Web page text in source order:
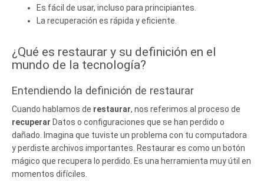
Es fácil de usar, incluso para principiantes.
La recuperación es rápida y eficiente.
¿Qué es restaurar y su definición en el
mundo de la tecnología?
Entendiendo la definición de restaurar
Cuando hablamos de restaurar, nos referimos al proceso de
recuperar Datos o configuraciones que se han perdido o
dañado. Imagina que tuviste un problema con tu computadora
y perdiste archivos importantes. Restaurar es como un botón
mágico que recupera lo perdido. Es una herramienta muy útil en
momentos difíciles.